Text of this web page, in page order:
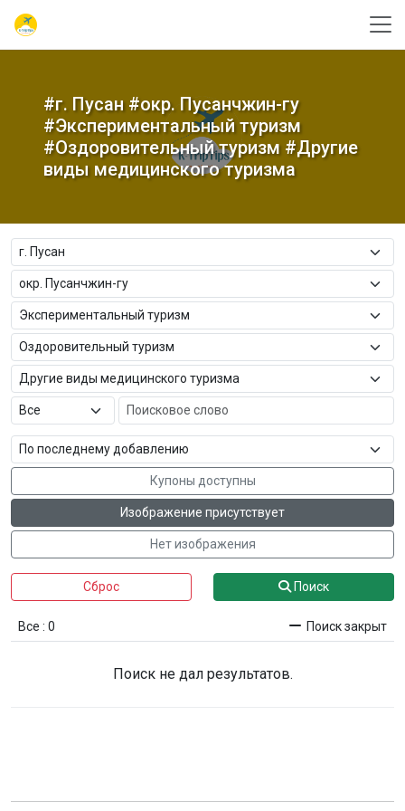
#г. Пусан #окр. Пусанчжин-гу
#Экспериментальный туризм
#Оздоровительный туризм #Другие
виды медицинского туризма
Купоны доступны
Изображение присутствует
Нет изображения
Сброс Поиск
Все : 0 Поиск закрыт
Поиск не дал результатов.